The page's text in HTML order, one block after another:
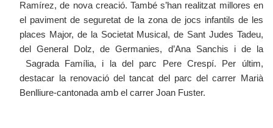
Ramírez, de nova creació. També s’han realitzat millores en
el paviment de seguretat de la zona de jocs infantils de les
places Major, de la Societat Musical, de Sant Judes Tadeu,
del General Dolz, de Germanies, d’Ana Sanchis i de la
Sagrada Família, i la del parc Pere Crespí. Per últim,
destacar la renovació del tancat del parc del carrer Marià
Benlliure-cantonada amb el carrer Joan Fuster.